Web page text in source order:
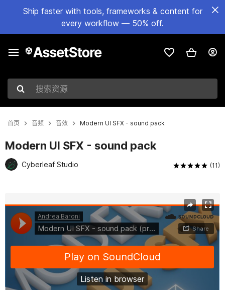
Ship faster with tools, frameworks & content for
every workflow — 50% off.
搜索资源
首页 音频 音效 Modern UI SFX - sound pack
Modern UI SFX - sound pack
Cyberleaf Studio (11)